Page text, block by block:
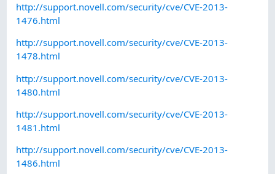
http://support.novell.com/security/cve/CVE-2013-
1476.html
http://support.novell.com/security/cve/CVE-2013-
1478.html
http://support.novell.com/security/cve/CVE-2013-
1480.html
http://support.novell.com/security/cve/CVE-2013-
1481.html
http://support.novell.com/security/cve/CVE-2013-
1486.html